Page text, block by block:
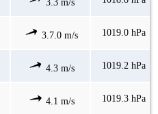
3.3 m/s
3.7.0 m/s 1019.0 hPa
4.3 m/s 1019.2 hPa
4.1 m/s 1019.3 hPa